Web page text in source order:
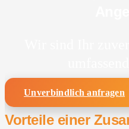
Unverbindlich anfragen
Vorteile einer